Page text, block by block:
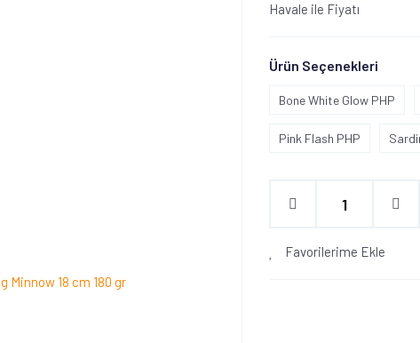
Havale ile Fiyatı
Ürün Seçenekleri
Bone White Glow PHP
Pink Flash PHP
Favorilerime Ekle